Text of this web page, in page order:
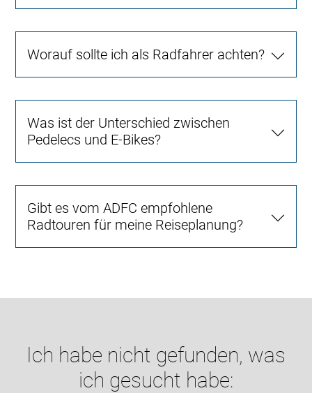
Worauf sollte ich als Radfahrer achten?
Was ist der Unterschied zwischen
Pedelecs und E-Bikes?
Gibt es vom ADFC empfohlene
Radtouren für meine Reiseplanung?
Ich habe nicht gefunden, was
ich gesucht habe: